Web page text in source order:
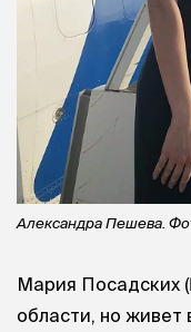
Александра Пешева.
Мария Посадских
области, но